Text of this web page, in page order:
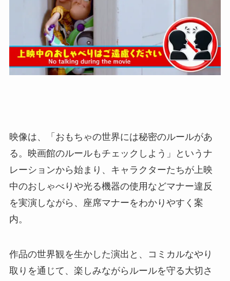
映像は、「おもちゃの世界には秘密のルールがあ
る。映画館のルールもチェックしよう」というナ
レーションから始まり、キャラクターたちが上映
中のおしゃべりや光る機器の使用などマナー違反
を実演しながら、座席マナーをわかりやすく案
内。
作品の世界観を生かした演出と、コミカルなやり
取りを通じて、楽しみながらルールを守る大切さ